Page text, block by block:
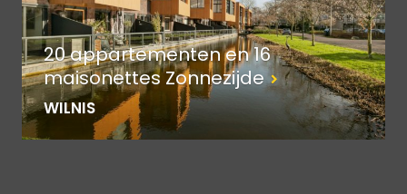
20 appartementen en 16
maisonettes Zonnezijde
WILNIS